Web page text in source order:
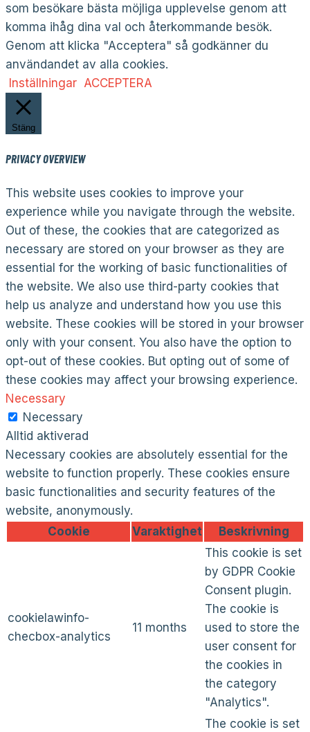
som besökare bästa möjliga upplevelse genom att
komma ihåg dina val och återkommande besök.
Genom att klicka "Acceptera" så godkänner du
användandet av alla cookies.
Inställningar ACCEPTERA
Stäng
PRIVACY OVERVIEW
This website uses cookies to improve your
experience while you navigate through the website.
Out of these, the cookies that are categorized as
necessary are stored on your browser as they are
essential for the working of basic functionalities of
the website. We also use third-party cookies that
help us analyze and understand how you use this
website. These cookies will be stored in your browser
only with your consent. You also have the option to
opt-out of these cookies. But opting out of some of
these cookies may affect your browsing experience.
Necessary
Necessary
Alltid aktiverad
Necessary cookies are absolutely essential for the
website to function properly. These cookies ensure
basic functionalities and security features of the
website, anonymously.
Cookie
Varaktighet Beskrivning
cookielawinfo-
checbox-analytics
11 months
This cookie is set
by GDPR Cookie
Consent plugin.
The cookie is
used to store the
user consent for
the cookies in
the category
"Analytics".
The cookie is set